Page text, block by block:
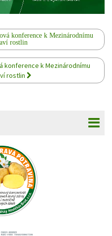
konference k Mezinárodnímu
rostlin
konference k Mezinárodnímu
rostlin